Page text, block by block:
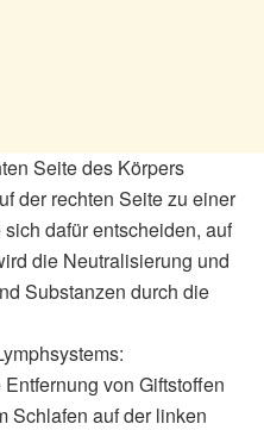
Seite des Körpers
der rechten Seite zu einer
dafür entscheiden, auf
die Neutralisierung und
Substanzen durch die
von Giftstoffen
Schlafen auf der linken